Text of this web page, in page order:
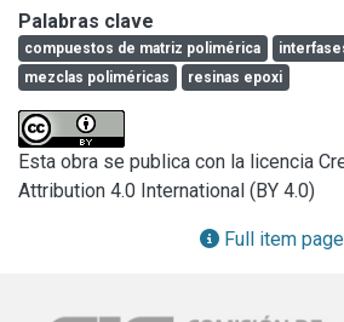
Adjunto Ordinario Dedicación
encuentro en espera de la
Carrera Académica recientemente
Universidad. Por otra parte a partir
asumido como Director responsable
investigación en el ámbito de
formación se originó en mi iniciativa
apoyatura de quienes me
Palabras clave
compuestos de matriz polimérica
mezclas poliméricas
resinas epoxi
Esta obra se publica con la licencia
Attribution 4.0 International (BY 4.0)
Full item page